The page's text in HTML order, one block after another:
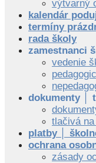
výtvarný
kalendár
termíny
rada školy
zamestnanci
vedenie
dokumenty │
tlačivá
platby │
ochrana
zásady